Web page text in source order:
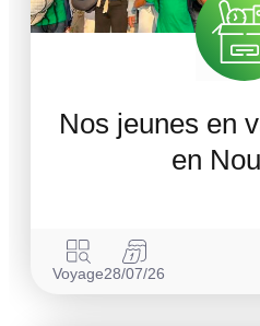
Nos jeunes en
en
Voyage28/07/26